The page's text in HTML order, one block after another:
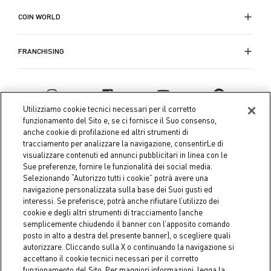
COIN WORLD
FRANCHISING
Coin S.p.A. Tax code / VAT number 04391480276, share capital
€ 10.000.000,00 fully paid up
Company data Cookie Policy Privacy Policy
Legal
Notice
Utilizziamo cookie tecnici necessari per il corretto
funzionamento del Sito e, se ci fornisce il Suo consenso,
anche cookie di profilazione ed altri strumenti di
tracciamento per analizzare la navigazione, consentirLe di
visualizzare contenuti ed annunci pubblicitari in linea con le
Sue preferenze, fornire le funzionalità dei social media.
Selezionando “Autorizzo tutti i cookie” potrà avere una
navigazione personalizzata sulla base dei Suoi gusti ed
interessi. Se preferisce, potrà anche rifiutare l’utilizzo dei
cookie e degli altri strumenti di tracciamento (anche
semplicemente chiudendo il banner con l’apposito comando
posto in alto a destra del presente banner), o scegliere quali
autorizzare. Cliccando sulla X o continuando la navigazione si
accettano il cookie tecnici necessari per il corretto